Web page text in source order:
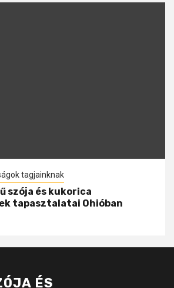
tagjainknak
szója és kukorica
tapasztalatai Ohióban
ÉS